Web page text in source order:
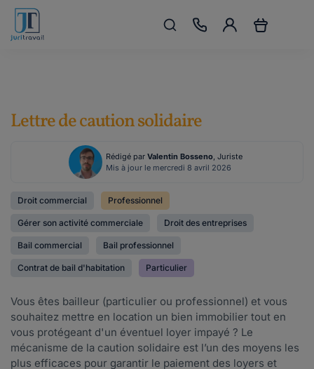
Lettre de caution solidaire
Rédigé par Valentin Bosseno, Juriste
Mis à jour le mercredi 8 avril 2026
Droit commercial Professionnel
Gérer son activité commerciale Droit des entreprises
Bail commercial Bail professionnel
Contrat de bail d'habitation Particulier
Vous êtes bailleur (particulier ou professionnel) et vous
souhaitez mettre en location un bien immobilier tout en
vous protégeant d'un éventuel loyer impayé ? Le
mécanisme de la caution solidaire est l’un des moyens les
plus efficaces pour garantir le paiement des loyers et